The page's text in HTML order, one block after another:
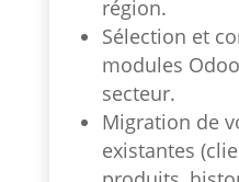
région.
Sélection et
modules
secteur.
Migration de
existantes